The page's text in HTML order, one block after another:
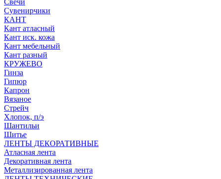
Свечи
Сувенирчики
КАНТ
Кант атласный
Кант иск. кожа
Кант мебельный
Кант разный
КРУЖЕВО
Гинза
Гипюр
Капрон
Вязаное
Стрейч
Хлопок, п/э
Шантильи
Шитье
ЛЕНТЫ ДЕКОРАТИВНЫЕ
Атласная лента
Декоративная лента
Металлизированная лента